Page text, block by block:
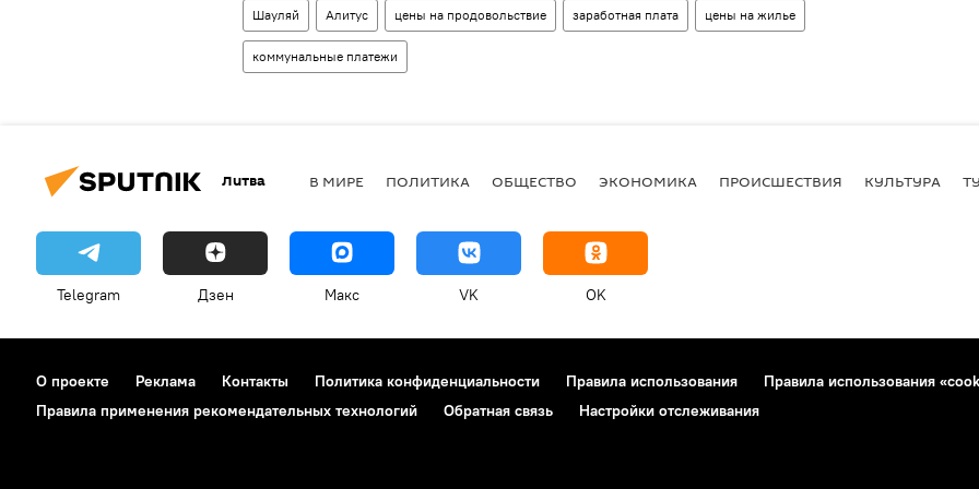
Шауляй Алитус цены на продовольствие заработная плата цены на жилье
коммунальные платежи
Литва В МИРЕ ПОЛИТИКА ОБЩЕСТВО ЭКОНОМИКА ПРОИСШЕСТВИЯ КУЛЬТУРА
Telegram Дзен Макс VK OK
О проекте Реклама Контакты Политика конфиденциальности Правила использования
Правила использования
Правила применения рекомендательных технологий
Обратная связь Настройки отслеживания